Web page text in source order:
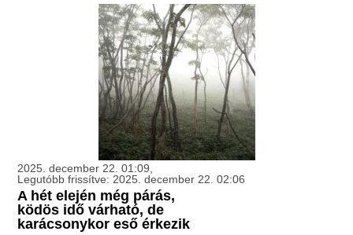
2025. december 22. 01:09,
Legutóbb frissítve: 2025. december 22. 02:06
A hét elején még párás,
ködös idő várható, de
karácsonykor eső érkezik